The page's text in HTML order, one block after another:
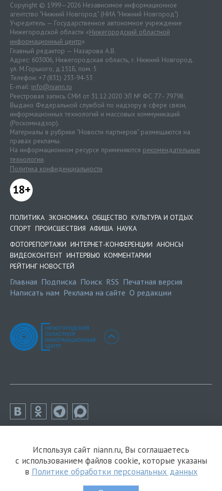
Copyright © 1999—2026 Независимое информационное
агентство "Нижний Новгород" (НИА "Нижний Новгород")
Учредитель — Государственное автономное учреждение
Нижегородской области «Нижегородский областной
информационный центр»
Главный редактор — Назарова А.В.
Адрес: 603006, Нижегородская область, г. Нижний Новгород.
ул. М.Горького, д.151Б, пом. 5
Телефон: +7 (831) 233-94-53
E-mail: info@niann.ru
Реестровая запись СМИ от 31.12.2020 ЭЛ № ФС 77 - 79798.
Выдано Федеральной службой по надзору в сфере связи,
информационных технологий и массовых коммуникаций
(Роскомнадзор).
Материалы в рубрике "Новости партнеров" размещаются на
правах рекламы.
На информационном ресурсе применяются рекомендательные
технологии.
Политика конфиденциальности
18+
ПОЛИТИКА ЭКОНОМИКА ОБЩЕСТВО КУЛЬТУРА И ОТДЫХ
СПОРТ ПРОИСШЕСТВИЯ АФИША НАУКА
ФОТОРЕПОРТАЖИ ИНТЕРНЕТ-КОНФЕРЕНЦИИ АНОНСЫ
ВИДЕОКОНТЕНТ ИНТЕРВЬЮ КОММЕНТАРИИ
РЕЙТИНГ НОВОСТЕЙ
Главная Подписка Поиск RSS Печатная версия
Написать нам Реклама на сайте О редакции
Используя сайт niann.ru, Вы соглашаетесь
с использованием файлов cookie, которые указаны
в Политике обработки персональных данных